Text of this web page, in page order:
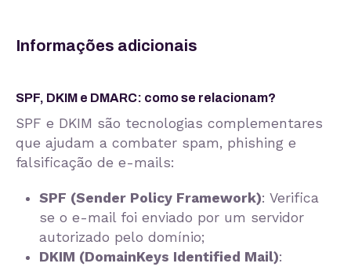
Informações adicionais
SPF, DKIM e DMARC: como se relacionam?
SPF e DKIM são tecnologias complementares
que ajudam a combater spam, phishing e
falsificação de e-mails:
SPF (Sender Policy Framework): Verifica
se o e-mail foi enviado por um servidor
autorizado pelo domínio;
DKIM (DomainKeys Identified Mail):